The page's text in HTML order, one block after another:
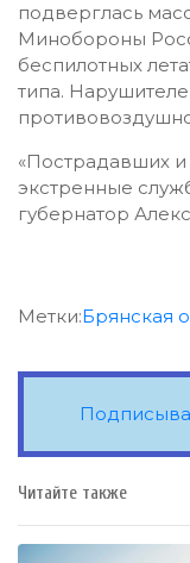
подверглась
Минобороны
беспилотных
типа.
«Пострадавших
экстренные
губернатор
Метки:Брянская
Читайте также